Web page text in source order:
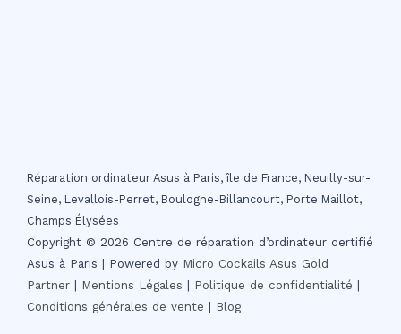
Réparation ordinateur Asus à Paris, île de France, Neuilly-sur-
Seine, Levallois-Perret, Boulogne-Billancourt, Porte Maillot,
Champs Élysées
Copyright © 2026 Centre de réparation d’ordinateur certifié
Asus à Paris | Powered by Micro Cockails Asus Gold
Partner | Mentions Légales | Politique de confidentialité |
Conditions générales de vente | Blog